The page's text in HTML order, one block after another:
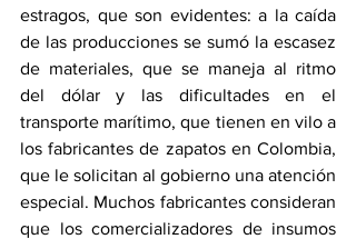
estragos, que son evidentes: a la caída
de las producciones se sumó la escasez
de materiales, que se maneja al ritmo
del dólar y las dificultades en el
transporte marítimo, que tienen en vilo a
los fabricantes de zapatos en Colombia,
que le solicitan al gobierno una atención
especial. Muchos fabricantes consideran
que los comercializadores de insumos